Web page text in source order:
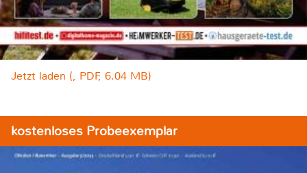
Jetzt laden (, PDF, 6.04 MB)
kostenloses Probeexemplar